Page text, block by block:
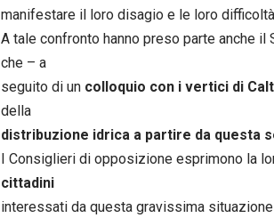
manifestare il loro disagio e le loro
A tale confronto hanno preso parte anche
che – a
seguito di un colloquio con i vertici di
della
distribuzione idrica a partire da questa
I Consiglieri di opposizione esprimono la
cittadini
interessati da questa gravissima